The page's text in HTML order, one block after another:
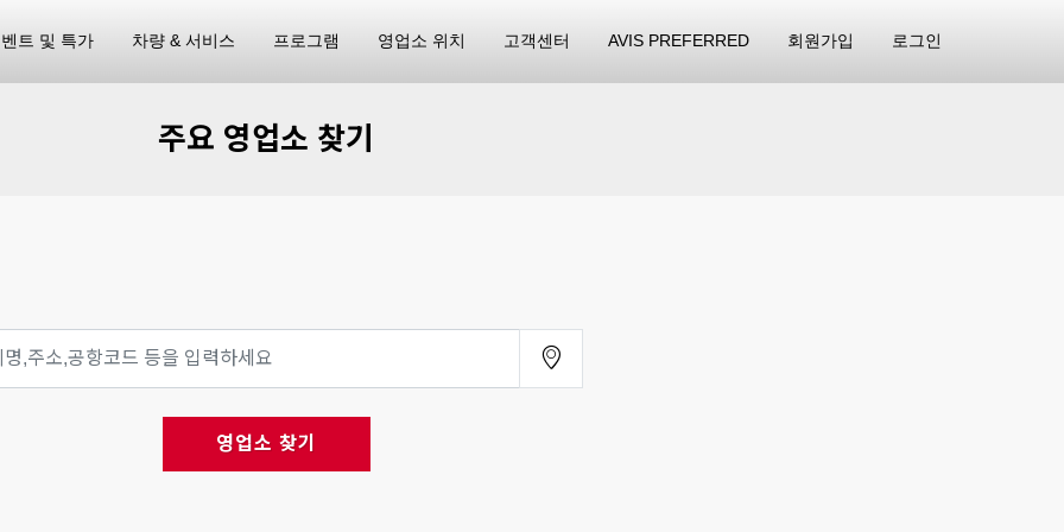
트 및 특가 차량 & 서비스 프로그램 영업소 위치 고객센터 AVIS PREFERRED 회원가입 로그인
주요 영업소 찾기
영업소 찾기